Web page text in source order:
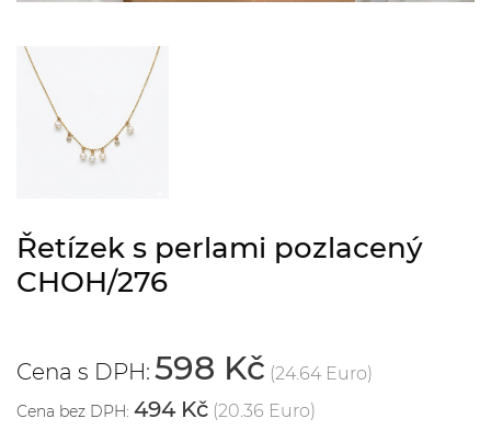
Řetízek s perlami pozlacený
CHOH/276
Cena s DPH: 598 Kč (24.64 Euro)
Cena bez DPH: 494 Kč (20.36 Euro)